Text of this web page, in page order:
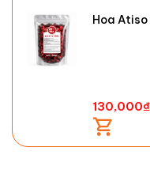
Hoa Atiso
130,000₫